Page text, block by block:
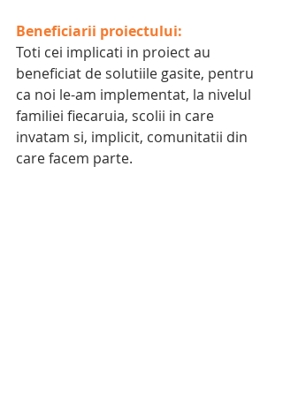
Beneficiarii proiectului:
Toti cei implicati in proiect au
beneficiat de solutiile gasite, pentru
ca noi le-am implementat, la nivelul
familiei fiecaruia, scolii in care
invatam si, implicit, comunitatii din
care facem parte.